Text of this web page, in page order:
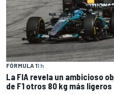
FÓRMULA 11 h
La FIA revela un ambicioso
de F1 otros 80 kg más ligeros